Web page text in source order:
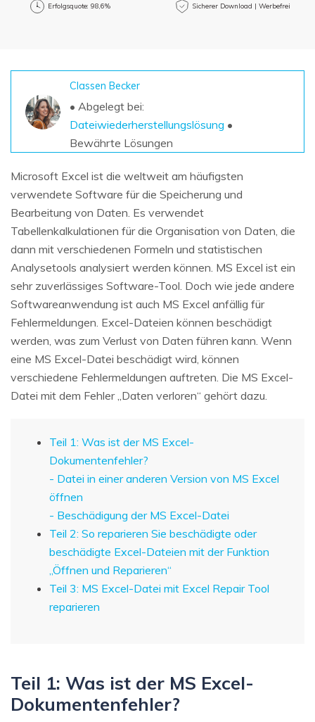
Recoverit kostenlos
Kostenlos Testen
Weitere Produkte
Erfolgsquote: 98,6% Sicherer Download | Werbefrei
Classen Becker
• Abgelegt bei:
Dateiwiederherstellungslösung •
Bewährte Lösungen
Microsoft Excel ist die weltweit am häufigsten
verwendete Software für die Speicherung und
Bearbeitung von Daten. Es verwendet
Tabellenkalkulationen für die Organisation von Daten, die
dann mit verschiedenen Formeln und statistischen
Analysetools analysiert werden können. MS Excel ist ein
sehr zuverlässiges Software-Tool. Doch wie jede andere
Softwareanwendung ist auch MS Excel anfällig für
Fehlermeldungen. Excel-Dateien können beschädigt
werden, was zum Verlust von Daten führen kann. Wenn
eine MS Excel-Datei beschädigt wird, können
verschiedene Fehlermeldungen auftreten. Die MS Excel-
Datei mit dem Fehler „Daten verloren“ gehört dazu.
Teil 1: Was ist der MS Excel-
Dokumentenfehler?
- Datei in einer anderen Version von MS Excel
öffnen
- Beschädigung der MS Excel-Datei
Teil 2: So reparieren Sie beschädigte oder
beschädigte Excel-Dateien mit der Funktion
„Öffnen und Reparieren“
Teil 3: MS Excel-Datei mit Excel Repair Tool
reparieren
Teil 1: Was ist der MS Excel-
Dokumentenfehler?